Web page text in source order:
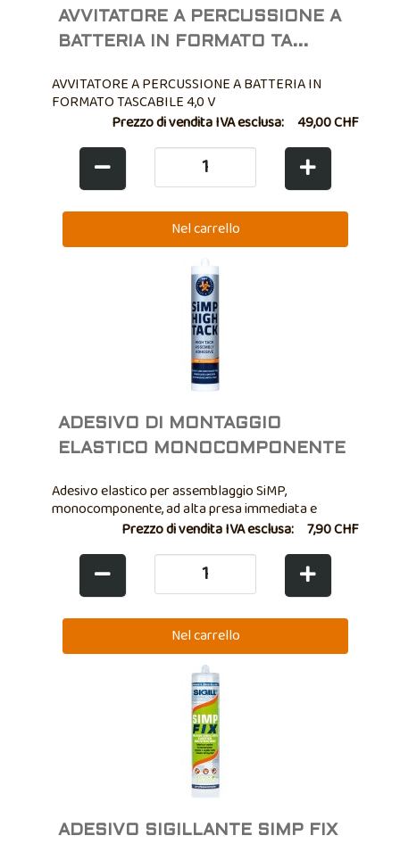
AVVITATORE A PERCUSSIONE A
BATTERIA IN FORMATO TA...
AVVITATORE A PERCUSSIONE A BATTERIA IN
FORMATO TASCABILE 4,0 V
Prezzo di vendita IVA esclusa: 49,00 CHF
ADESIVO DI MONTAGGIO
ELASTICO MONOCOMPONENTE
Adesivo elastico per assemblaggio SiMP,
monocomponente, ad alta presa immediata e
resistenza inizialePrezzo di vendita IVA esclusa: 7,90 CHF
ADESIVO SIGILLANTE SIMP FIX